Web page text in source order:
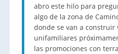
abro este hilo para
algo de la zona de
donde se van a construir
unifamiliares
las promociones con